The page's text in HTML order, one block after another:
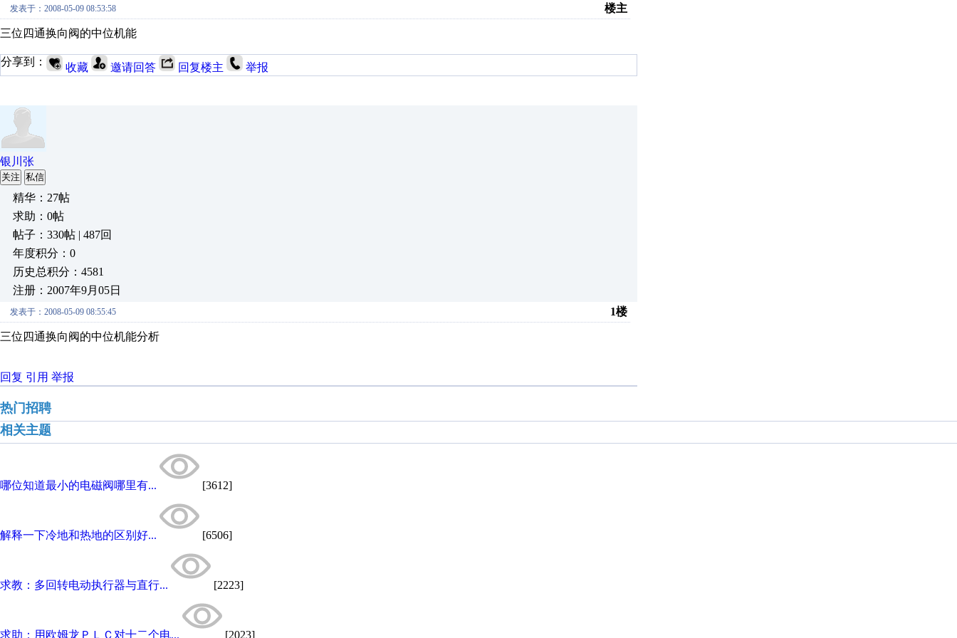
发表于：2008-05-09 08:53:58 楼主
三位四通换向阀的中位机能
分享到： 收藏 邀请回答 回复楼主 举报
银川张
关注 私信
精华：27帖
求助：0帖
帖子：330帖 | 487回
年度积分：0
历史总积分：4581
注册：2007年9月05日
发表于：2008-05-09 08:55:45 1楼
三位四通换向阀的中位机能分析
回复 引用 举报
热门招聘
相关主题
哪位知道最小的电磁阀哪里有... [3612]
解释一下冷地和热地的区别好... [6506]
求教：多回转电动执行器与直行... [2223]
求助：用欧姆龙ＰＬＣ对十二个电... [2023]